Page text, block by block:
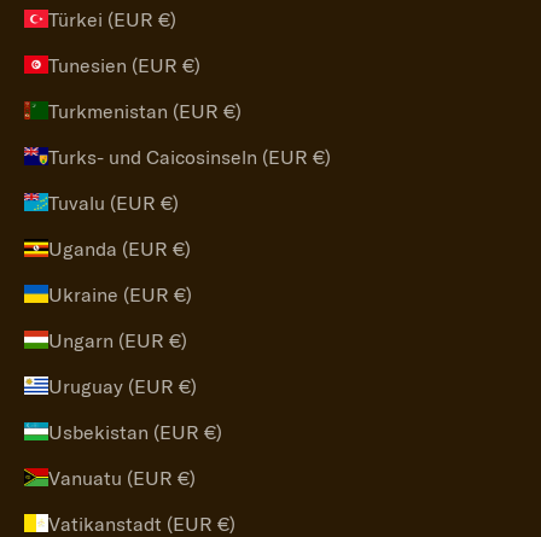
Türkei (EUR €)
Tunesien (EUR €)
Turkmenistan (EUR €)
Turks- und Caicosinseln (EUR €)
Tuvalu (EUR €)
Uganda (EUR €)
Ukraine (EUR €)
Ungarn (EUR €)
Uruguay (EUR €)
Usbekistan (EUR €)
Vanuatu (EUR €)
Vatikanstadt (EUR €)